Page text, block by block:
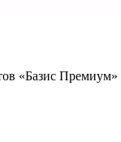
«Базис Премиум»